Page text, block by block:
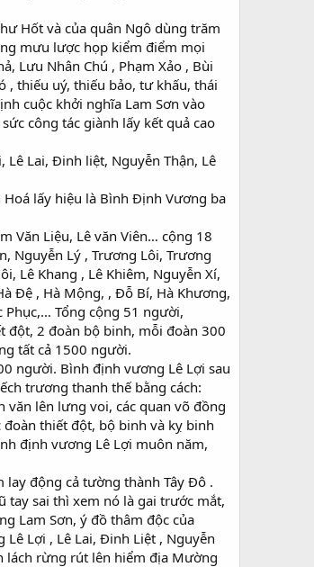
Hốt và của quân Ngô dùng trăm
mưu lược họp kiểm điểm mọi
Lưu Nhân Chú , Phạm Xảo , Bùi
, thiếu uý, thiếu bảo, tư khấu, thái
cuộc khởi nghĩa Lam Sơn vào
công tác giành lấy kết quả cao
Lai, Đinh liệt, Nguyễn Thận, Lê
lấy hiệu là Bình Định Vương ba
Văn Liệu, Lê văn Viên… cộng 18
Nguyễn Lý , Trương Lôi, Trương
Lê Khang , Lê Khiêm, Nguyễn Xí,
Đệ , Hà Mộng, , Đỗ Bí, Hà Khương,
Phục,… Tổng cộng 51 người,
đột, 2 đoàn bộ binh, mỗi đoàn 300
tất cả 1500 người.
người. Bình định vương Lê Lợi sau
trương thanh thế bằng cách:
văn lên lưng voi, các quan võ đồng
đoàn thiết đột, bộ binh và kỵ binh
định vương Lê Lợi muôn năm,
lay động cả tường thành Tây Đô .
tay sai thì xem nó là gai trước mắt,
Lam Sơn, ý đồ thâm độc của
Lợi , Lê Lai, Đinh Liệt , Nguyễn
lách rừng rút lên hiểm địa Mường